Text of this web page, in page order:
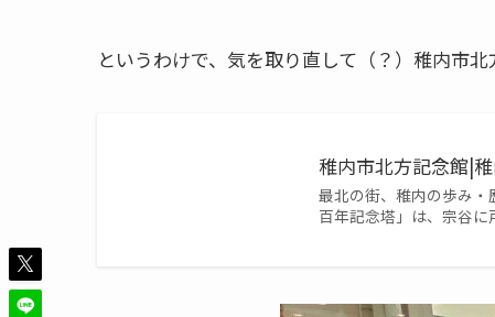
というわけで、気を取り直して（？）稚内市北
稚内市北方記念館|
最北の街、稚内の歩み
百年記念塔」は、宗谷